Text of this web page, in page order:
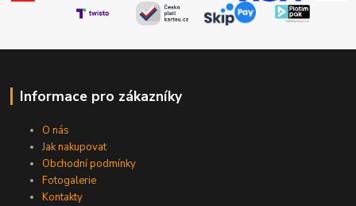
Informace pro zákazníky
O nás
Jak nakupovat
Obchodní podmínky
Fotogalerie
Kontakty